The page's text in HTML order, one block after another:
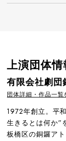
上演団体情
有限会社劇団
団体詳細・作品一覧
1972年創立。平
生きるとは何か”
板橋区の銅鑼ア